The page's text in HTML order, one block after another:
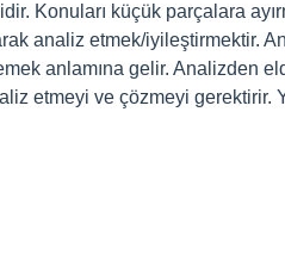
Konuları küçük parçalara
analiz etmek/iyileştirmektir.
anlamına gelir. Analizden
etmeyi ve çözmeyi gerektirir.